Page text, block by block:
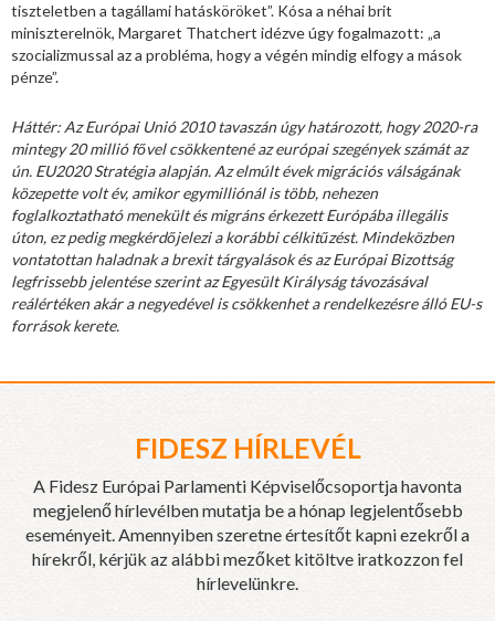
tiszteletben a tagállami hatásköröket”. Kósa a néhai brit
miniszterelnök, Margaret Thatchert idézve úgy fogalmazott: „a
szocializmussal az a probléma, hogy a végén mindig elfogy a mások
pénze”.
Háttér: Az Európai Unió 2010 tavaszán úgy határozott, hogy 2020-ra
mintegy 20 millió fővel csökkentené az európai szegények számát az
ún. EU2020 Stratégia alapján. Az elmúlt évek migrációs válságának
közepette volt év, amikor egymilliónál is több, nehezen
foglalkoztatható menekült és migráns érkezett Európába illegális
úton, ez pedig megkérdőjelezi a korábbi célkitűzést. Mindeközben
vontatottan haladnak a brexit tárgyalások és az Európai Bizottság
legfrissebb jelentése szerint az Egyesült Királyság távozásával
reálértéken akár a negyedével is csökkenhet a rendelkezésre álló EU-s
források kerete.
FIDESZ HÍRLEVÉL
A Fidesz Európai Parlamenti Képviselőcsoportja havonta
megjelenő hírlevélben mutatja be a hónap legjelentősebb
eseményeit. Amennyiben szeretne értesítőt kapni ezekről a
hírekről, kérjük az alábbi mezőket kitöltve iratkozzon fel
hírlevelünkre.